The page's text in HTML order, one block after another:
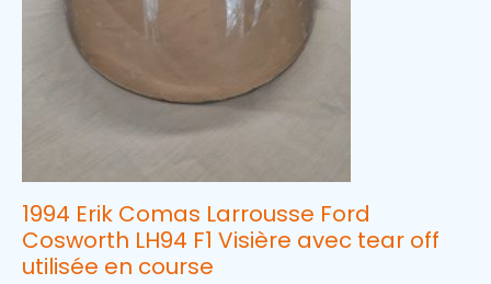
1994 Erik Comas Larrousse Ford
Cosworth LH94 F1 Visière avec tear off
utilisée en course